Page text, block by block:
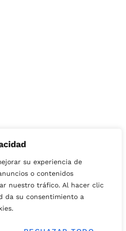
su experiencia de
o contenidos
nuestro tráfico. Al hacer clic
da su consentimiento a